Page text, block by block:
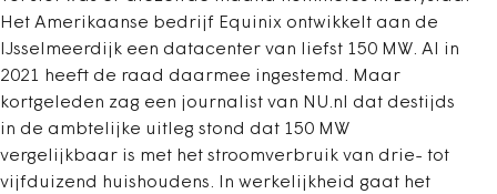
Het Amerikaanse bedrijf Equinix ontwikkelt aan de
IJsselmeerdijk een datacenter van liefst 150 MW. Al in
2021 heeft de raad daarmee ingestemd. Maar
kortgeleden zag een journalist van NU.nl dat destijds
in de ambtelijke uitleg stond dat 150 MW
vergelijkbaar is met het stroomverbruik van drie- tot
vijfduizend huishoudens. In werkelijkheid gaat het